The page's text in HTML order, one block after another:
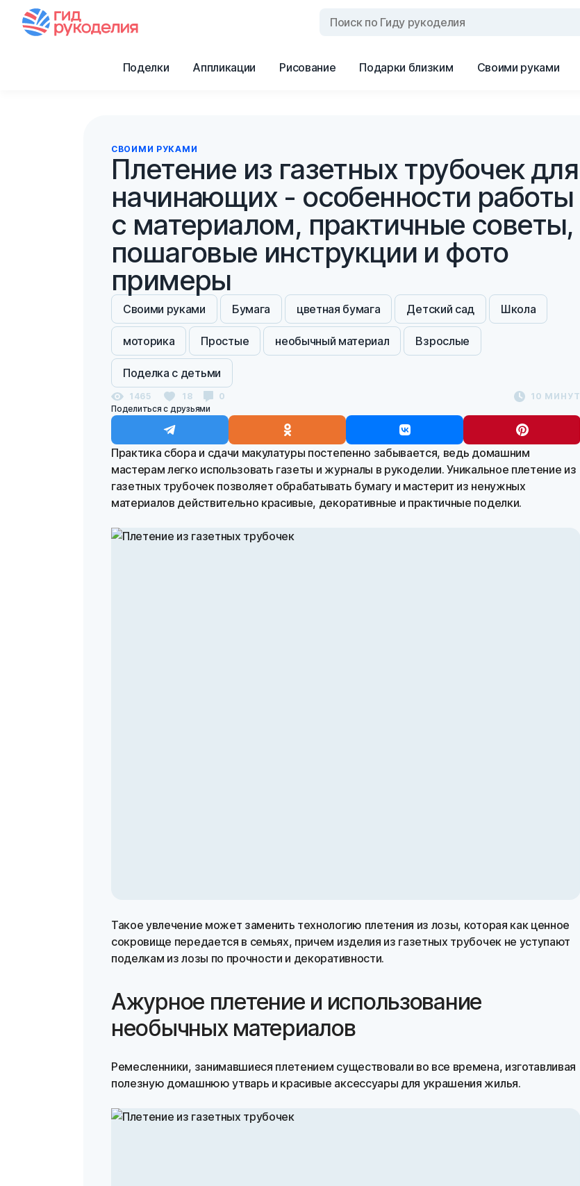
Поделки Аппликации Рисование Подарки близким Своими руками
СВОИМИ РУКАМИ
Плетение из газетных трубочек для
начинающих - особенности работы
с материалом, практичные советы,
пошаговые инструкции и фото
примеры
Своими руками Бумага цветная бумага Детский сад Школа
моторика Простые необычный материал Взрослые
Поделка с детьми
1465 18 0
10 МИНУТ
Поделиться с друзьями
Практика сбора и сдачи макулатуры постепенно забывается, ведь домашним
мастерам легко использовать газеты и журналы в рукоделии. Уникальное плетение из
газетных трубочек позволяет обрабатывать бумагу и мастерит из ненужных
материалов действительно красивые, декоративные и практичные поделки.
Такое увлечение может заменить технологию плетения из лозы, которая как ценное
сокровище передается в семьях, причем изделия из газетных трубочек не уступают
поделкам из лозы по прочности и декоративности.
Ажурное плетение и использование
необычных материалов
Ремесленники, занимавшиеся плетением существовали во все времена, изготавливая
полезную домашнюю утварь и красивые аксессуары для украшения жилья.